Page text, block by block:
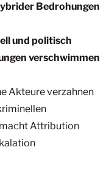
Bedrohungen
und politisch
verschwimmen
Akteure verzahnen
Attribution